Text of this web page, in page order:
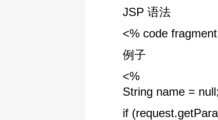
JSP 语法
<% code fragment
例子
<%
String name =
if